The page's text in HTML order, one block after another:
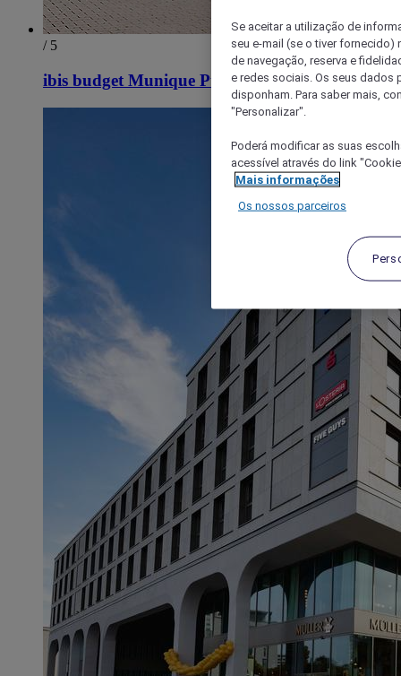
/ 5
ibis budget Munique Putzbrunn
Se aceitar a utilização de
seu e-mail (se o tiver
de navegação, reserva e
e redes sociais. Os seus dados
disponham. Para saber mais,
"Personalizar".
Poderá modificar as suas
acessível através do link
Mais informações
Os nossos parceiros